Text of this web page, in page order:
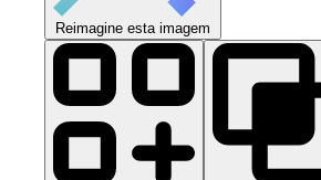
Reimagine esta imagem